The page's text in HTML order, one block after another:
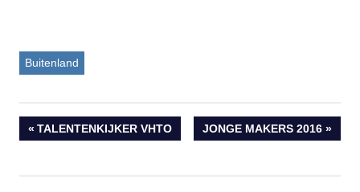
Buitenland
Bericht
VORIG
TALENTENKIJKER VHTO
VOLGEND
JONGE MAKERS 2016